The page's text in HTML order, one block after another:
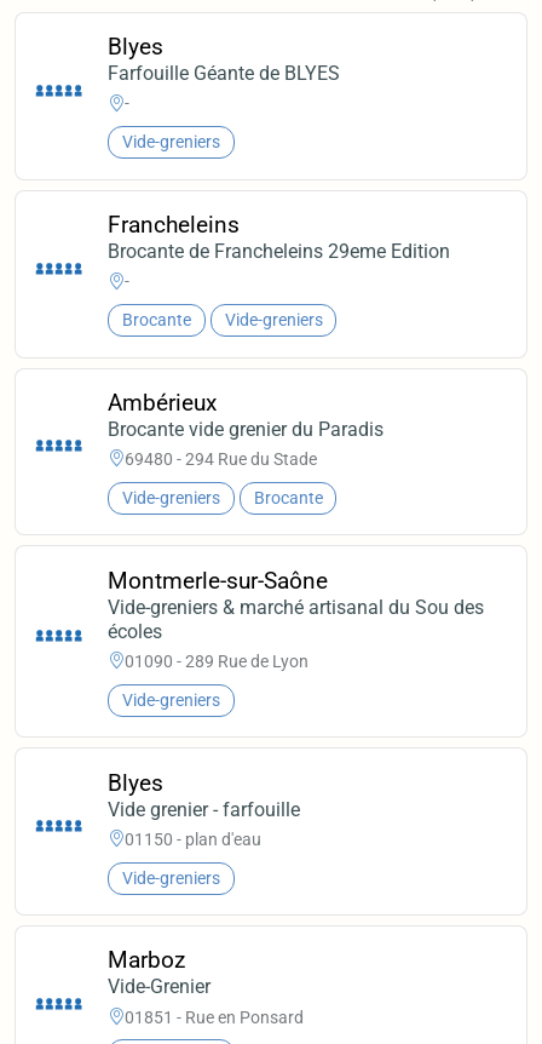
Blyes
Farfouille Géante de BLYES
-
Vide-greniers
Francheleins
Brocante de Francheleins 29eme Edition
-
Brocante Vide-greniers
Ambérieux
Brocante vide grenier du Paradis
69480 - 294 Rue du Stade
Vide-greniers Brocante
Montmerle-sur-Saône
Vide-greniers & marché artisanal du Sou des
écoles
01090 - 289 Rue de Lyon
Vide-greniers
Blyes
Vide grenier - farfouille
01150 - plan d'eau
Vide-greniers
Marboz
Vide-Grenier
01851 - Rue en Ponsard